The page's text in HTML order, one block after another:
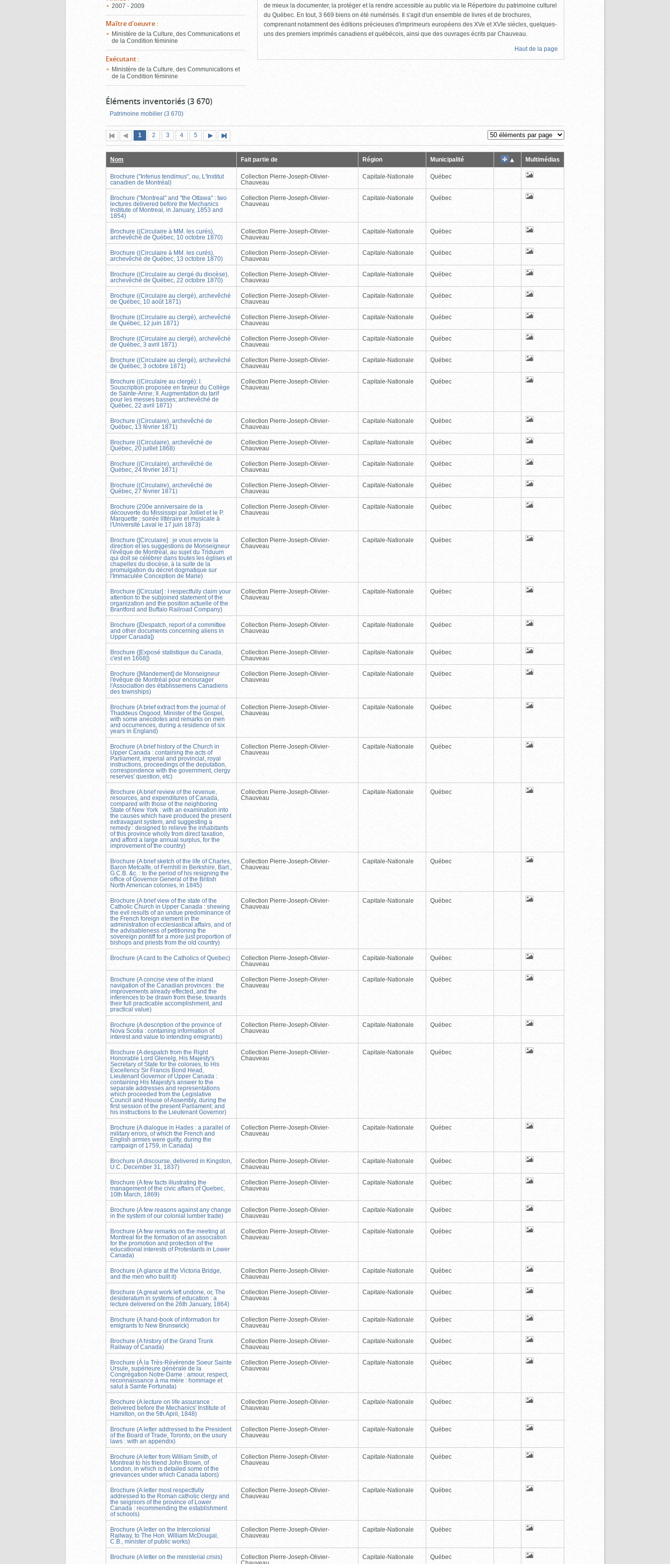
2007 - 2009
Maître d'oeuvre :
Ministère de la Culture, des Communications et
de la Condition féminine
Exécutant :
Ministère de la Culture, des Communications et
de la Condition féminine
de mieux la documenter, la protéger et la rendre accessible au public via le Répertoire du patrimoine culturel
du Québec. En tout, 3 669 biens on été numérisés. Il s'agit d'un ensemble de livres et de brochures,
comprenant notamment des éditions précieuses d'imprimeurs européens des XVe et XVIe siècles, quelques-
uns des premiers imprimés canadiens et québécois, ainsi que des ouvrages écrits par Chauveau.
Haut de la page
Éléments inventoriés (3 670)
Patrimoine mobilier (3 670)
Première
page
Page
précédente
Page
1 (page
actuelle)
Page
2 Page
3 Page
4 Page
5
suivante
page
Nom Fait partie de Région Municipalité Multimédias
Brochure ("Inferius tendimus", ou, L'Institut
canadien de Montréal)
Collection Pierre-Joseph-Olivier-
Chauveau
Capitale-Nationale Québec
Brochure ("Montreal" and "the Ottawa" : two
lectures delivered before the Mechanics
Institute of Montreal, in January, 1853 and
1854)
Collection Pierre-Joseph-Olivier-
Chauveau
Capitale-Nationale Québec
Brochure ((Circulaire à MM. les curés),
archevêché de Québec, 10 octobre 1870)
Collection Pierre-Joseph-Olivier-
Chauveau
Capitale-Nationale Québec
Brochure ((Circulaire à MM. les curés),
archevêché de Québec, 13 octobre 1870)
Collection Pierre-Joseph-Olivier-
Chauveau
Capitale-Nationale Québec
Brochure ((Circulaire au clergé du diocèse),
archevêché de Québec, 22 octobre 1870)
Collection Pierre-Joseph-Olivier-
Chauveau
Capitale-Nationale Québec
Brochure ((Circulaire au clergé), archevêché
de Québec, 10 août 1871)
Collection Pierre-Joseph-Olivier-
Chauveau
Capitale-Nationale Québec
Brochure ((Circulaire au clergé), archevêché
de Québec, 12 juin 1871)
Collection Pierre-Joseph-Olivier-
Chauveau
Capitale-Nationale Québec
Brochure ((Circulaire au clergé), archevêché
de Québec, 3 avril 1871)
Collection Pierre-Joseph-Olivier-
Chauveau
Capitale-Nationale Québec
Brochure ((Circulaire au clergé), archevêché
de Québec, 3 octobre 1871)
Collection Pierre-Joseph-Olivier-
Chauveau
Capitale-Nationale Québec
Brochure ((Circulaire au clergé): I.
Souscription proposée en faveur du Collège
de Sainte-Anne; II. Augmentation du tarif
pour les messes basses; archevêché de
Québec, 22 avril 1871)
Collection Pierre-Joseph-Olivier-
Chauveau
Capitale-Nationale Québec
Brochure ((Circulaire), archevêché de
Québec, 13 février 1871)
Collection Pierre-Joseph-Olivier-
Chauveau
Capitale-Nationale Québec
Brochure ((Circulaire), archevêché de
Québec, 20 juillet 1868)
Collection Pierre-Joseph-Olivier-
Chauveau
Capitale-Nationale Québec
Brochure ((Circulaire), archevêché de
Québec, 24 février 1871)
Collection Pierre-Joseph-Olivier-
Chauveau
Capitale-Nationale Québec
Brochure ((Circulaire), archevêché de
Québec, 27 février 1871)
Collection Pierre-Joseph-Olivier-
Chauveau
Capitale-Nationale Québec
Brochure (200e anniversaire de la
découverte du Mississipi par Jolliet et le P.
Marquette : soirée littéraire et musicale à
l'Université Laval le 17 juin 1873)
Collection Pierre-Joseph-Olivier-
Chauveau
Capitale-Nationale Québec
Brochure ([Circulaire] : je vous envoie la
direction et les suggestions de Monseigneur
l'évêque de Montréal, au sujet du Triduum
qui doit se célébrer dans toutes les églises et
chapelles du diocèse, à la suite de la
promulgation du décret dogmatique sur
l'Immaculée Conception de Marie)
Collection Pierre-Joseph-Olivier-
Chauveau
Capitale-Nationale Québec
Brochure ([Circular] : I respectfully claim your
attention to the subjoined statement of the
organization and the position actuelle of the
Brantford and Buffalo Railroad Company)
Collection Pierre-Joseph-Olivier-
Chauveau
Capitale-Nationale Québec
Brochure ([Despatch, report of a committee
and other documents concerning aliens in
Upper Canada])
Collection Pierre-Joseph-Olivier-
Chauveau
Capitale-Nationale Québec
Brochure ([Exposé statistique du Canada,
c'est en 1668])
Collection Pierre-Joseph-Olivier-
Chauveau
Capitale-Nationale Québec
Brochure ([Mandement] de Monseigneur
l'évêque de Montréal pour encourager
l'Association des établissemens Canadiens
des townships)
Collection Pierre-Joseph-Olivier-
Chauveau
Capitale-Nationale Québec
Brochure (A brief extract from the journal of
Thaddeus Osgood, Minister of the Gospel,
with some anecdotes and remarks on men
and occurrences, during a residence of six
years in England)
Collection Pierre-Joseph-Olivier-
Chauveau
Capitale-Nationale Québec
Brochure (A brief history of the Church in
Upper Canada : containing the acts of
Parliament, imperial and provincial, royal
instructions, proceedings of the deputation,
correspondence with the government, clergy
reserves' question, etc)
Collection Pierre-Joseph-Olivier-
Chauveau
Capitale-Nationale Québec
Brochure (A brief review of the revenue,
resources, and expenditures of Canada,
compared with those of the neighboring
State of New York : with an examination into
the causes which have produced the present
extravagant system, and suggesting a
remedy : designed to relieve the inhabitants
of this province wholly from direct taxation,
and afford a large annual surplus, for the
improvement of the country)
Collection Pierre-Joseph-Olivier-
Chauveau
Capitale-Nationale Québec
Brochure (A brief sketch of the life of Charles,
Baron Metcalfe, of Fernhill in Berkshire, Bart.,
G.C.B. &c. : to the period of his resigning the
office of Governor General of the British
North American colonies, in 1845)
Collection Pierre-Joseph-Olivier-
Chauveau
Capitale-Nationale Québec
Brochure (A brief view of the state of the
Catholic Church in Upper Canada : shewing
the evil results of an undue predominance of
the French foreign element in the
administration of ecclesiastical affairs, and of
the advisableness of petitioning the
sovereign pontiff for a more just proportion of
bishops and priests from the old country)
Collection Pierre-Joseph-Olivier-
Chauveau
Capitale-Nationale Québec
Brochure (A card to the Catholics of Quebec)
Collection Pierre-Joseph-Olivier-
Chauveau
Capitale-Nationale Québec
Brochure (A concise view of the inland
navigation of the Canadian provinces : the
improvements already effected, and the
inferences to be drawn from these, towards
their full practicable accomplishment, and
practical value)
Collection Pierre-Joseph-Olivier-
Chauveau
Capitale-Nationale Québec
Brochure (A description of the province of
Nova Scotia : containing information of
interest and value to intending emigrants)
Collection Pierre-Joseph-Olivier-
Chauveau
Capitale-Nationale Québec
Brochure (A despatch from the Right
Honorable Lord Glenelg, His Majesty's
Secretary of State for the colonies, to His
Excellency Sir Francis Bond Head,
Lieutenant Governor of Upper Canada :
containing His Majesty's answer to the
separate addresses and representations
which proceeded from the Legislative
Council and House of Assembly, during the
first session of the present Parliament; and
his instructions to the Lieutenant Governor)
Collection Pierre-Joseph-Olivier-
Chauveau
Capitale-Nationale Québec
Brochure (A dialogue in Hades : a parallel of
military errors, of which the French and
English armies were guilty, during the
campaign of 1759, in Canada)
Collection Pierre-Joseph-Olivier-
Chauveau
Capitale-Nationale Québec
Brochure (A discourse, delivered in Kingston,
U.C. December 31, 1837)
Collection Pierre-Joseph-Olivier-
Chauveau
Capitale-Nationale Québec
Brochure (A few facts illustrating the
management of the civic affairs of Quebec,
10th March, 1869)
Collection Pierre-Joseph-Olivier-
Chauveau
Capitale-Nationale Québec
Brochure (A few reasons against any change
in the system of our colonial lumber trade)
Collection Pierre-Joseph-Olivier-
Chauveau
Capitale-Nationale Québec
Brochure (A few remarks on the meeting at
Montreal for the formation of an association
for the promotion and protection of the
educational interests of Protestants in Lower
Canada)
Collection Pierre-Joseph-Olivier-
Chauveau
Capitale-Nationale Québec
Brochure (A glance at the Victoria Bridge,
and the men who built it)
Collection Pierre-Joseph-Olivier-
Chauveau
Capitale-Nationale Québec
Brochure (A great work left undone, or, The
desideratum in systems of education : a
lecture delivered on the 26th January, 1864)
Collection Pierre-Joseph-Olivier-
Chauveau
Capitale-Nationale Québec
Brochure (A hand-book of information for
emigrants to New Brunswick)
Collection Pierre-Joseph-Olivier-
Chauveau
Capitale-Nationale Québec
Brochure (A history of the Grand Trunk
Railway of Canada)
Collection Pierre-Joseph-Olivier-
Chauveau
Capitale-Nationale Québec
Brochure (À la Très-Révérende Soeur Sainte
Ursule, supérieure générale de la
Congrégation Notre-Dame : amour, respect,
reconnaissance à ma mère : hommage et
salut à Sainte Fortunata)
Collection Pierre-Joseph-Olivier-
Chauveau
Capitale-Nationale Québec
Brochure (A lecture on life assurance :
delivered before the Mechanics' Institute of
Hamilton, on the 5th April, 1848)
Collection Pierre-Joseph-Olivier-
Chauveau
Capitale-Nationale Québec
Brochure (A letter addressed to the President
of the Board of Trade, Toronto, on the usury
laws : with an appendix)
Collection Pierre-Joseph-Olivier-
Chauveau
Capitale-Nationale Québec
Brochure (A letter from William Smith, of
Montreal to his friend John Brown, of
London, in which is detailed some of the
grievances under which Canada labors)
Collection Pierre-Joseph-Olivier-
Chauveau
Capitale-Nationale Québec
Brochure (A letter most respectfully
addressed to the Roman catholic clergy and
the seigniors of the province of Lower
Canada : recommending the establishment
of schools)
Collection Pierre-Joseph-Olivier-
Chauveau
Capitale-Nationale Québec
Brochure (A letter on the Intercolonial
Railway, to The Hon. William McDougal,
C.B., minister of public works)
Collection Pierre-Joseph-Olivier-
Chauveau
Capitale-Nationale Québec
Brochure (A letter on the ministerial crisis)
Collection Pierre-Joseph-Olivier-
Capitale-Nationale Québec